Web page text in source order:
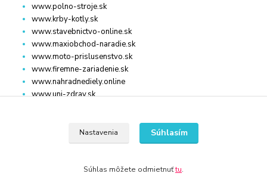
www.polno-stroje.sk
www.krby-kotly.sk
www.stavebnictvo-online.sk
www.maxiobchod-naradie.sk
www.moto-prislusenstvo.sk
www.firemne-zariadenie.sk
www.nahradnediely.online
www.uni-zdrav.sk
Nastavenia Súhlasím
Súhlas môžete odmietnuťtu.